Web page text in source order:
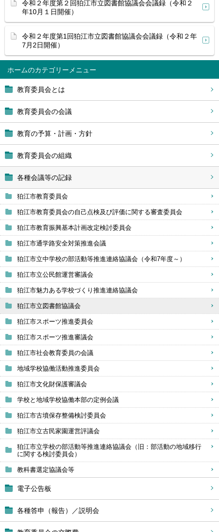
ホーム
教育委員会とは
教育委員会の会議
教育の予算・計画・方針
教育委員会の組織
各種会議等の記録
狛江市教育委員会
狛江市教育委員会の自己点検及び評価に関する審査委員会
狛江市教育振興基本計画改定検討委員会
狛江市通学路安全対策推進会議
狛江市立中学校の部活動等推進連絡協議会（令和7年度～）
狛江市立公民館運営審議会
狛江市魅力ある学校づくり推進連絡協議会
狛江市立図書館協議会
狛江市スポーツ推進委員会
狛江市スポーツ推進審議会
狛江市社会教育委員の会議
地域学校協働活動推進委員会
狛江市文化財保護審議会
学校と地域学校協働本部の定例会議
狛江市古墳保存整備検討委員会
狛江市立古民家園運営評議会
狛江市立学校の部活動等推進連絡協議会（旧：部活動の地域移行
に関する検討委員会）
教科書選定協議会等
電子公告板
各種答申（報告）／説明会
令和２年度第２回狛江市立図書館協議会会議録（令和２
年10月１日開催）
令和２年度第1回狛江市立図書館協議会会議録（令和２年
7月2日開催）